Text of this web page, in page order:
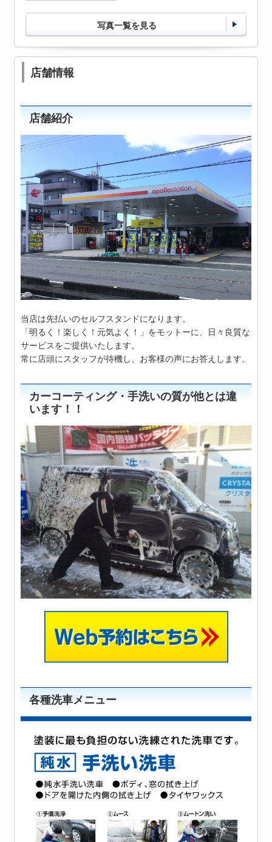
写真一覧を見る
店舗情報
店舗紹介
当店は先払いのセルフスタンドになります。
「明るく！楽しく！元気よく！」をモットーに、日々良質な
サービスをご提供いたします。
常に店頭にスタッフが待機し、お客様の声にお答えします。
カーコーティング・手洗いの質が他とは違
います！！
各種洗車メニュー